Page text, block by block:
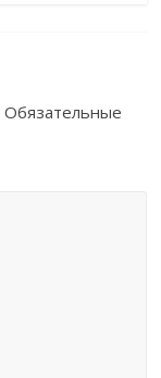
Обязательные